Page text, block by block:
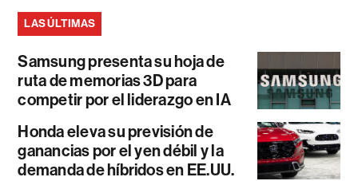
LAS ÚLTIMAS
Samsung presenta su hoja de
ruta de memorias 3D para
competir por el liderazgo en IA
Honda eleva su previsión de
ganancias por el yen débil y la
demanda de híbridos en EE.UU.